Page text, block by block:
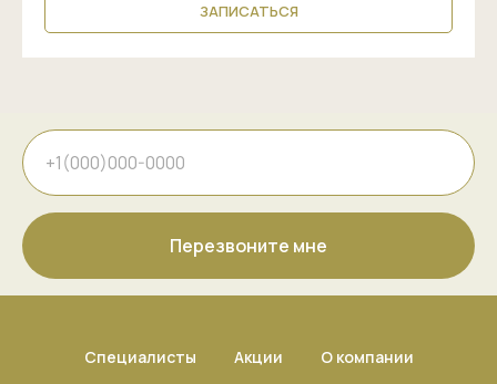
ЗАПИСАТЬСЯ
Перезвоните мне
Специалисты Акции О компании